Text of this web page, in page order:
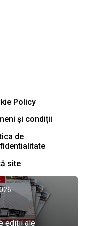
Policy
și condiții
de
site
ediții ale